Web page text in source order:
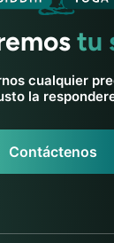
tu
cualquier
la
Contáctenos